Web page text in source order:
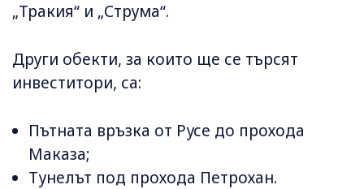
„Тракия“ и „Струма“.
Други обекти, за които ще се търсят
инвеститори, са:
Пътната връзка от Русе до прохода
Маказа;
Тунелът под прохода Петрохан.